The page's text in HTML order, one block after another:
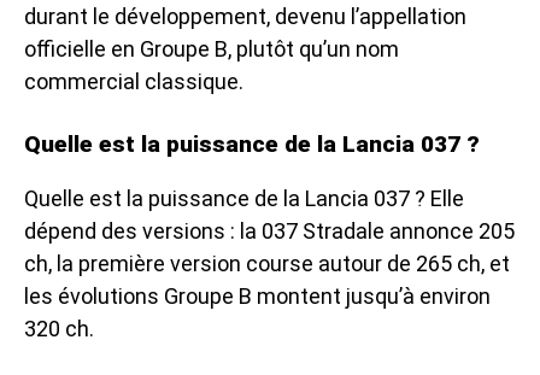
durant le développement, devenu l’appellation
officielle en Groupe B, plutôt qu’un nom
commercial classique.
Quelle est la puissance de la Lancia 037 ?
Quelle est la puissance de la Lancia 037 ? Elle
dépend des versions : la 037 Stradale annonce 205
ch, la première version course autour de 265 ch, et
les évolutions Groupe B montent jusqu’à environ
320 ch.